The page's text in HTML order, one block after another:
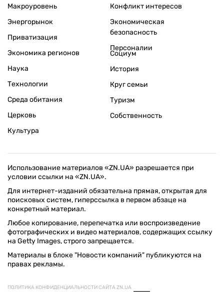
Макроуровень
Энергорынок
Приватизация
Экономика регионов
Конфликт интересов
Экономическая
безопасность
Персоналии
Наука
Технологии
Среда обитания
Церковь
Культура
Социум
История
Круг семьи
Туризм
Собственность
Использование материалов «ZN.UA» разрешается при
условии ссылки на «ZN.UA».
Для интернет-изданий обязательна прямая, открытая для
поисковых систем, гиперссылка в первом абзаце на
конкретный материал.
Любое копирование, перепечатка или воспроизведение
фотографических и видео материалов, содержащих ссылку
на Getty Images, строго запрещается.
Материалы в блоке "Новости компаний" публикуются на
правах рекламы.
ПОЛИТИКА КОНФИДЕНЦИАЛЬНОСТИ САЙТА ZN.UA